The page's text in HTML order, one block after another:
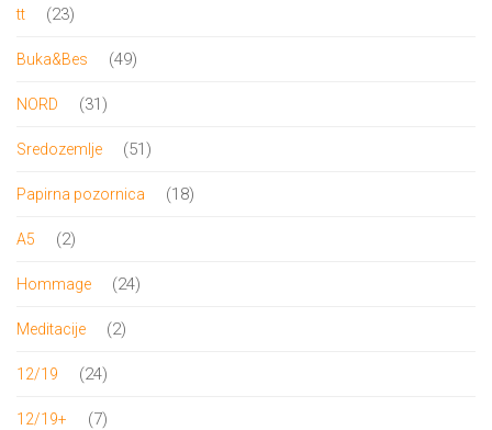
tt 2323
Buka&Bes 4949
NORD 3131
Sredozemlje 5151
Papirna pozornica 1818
A5 22
Hommage 2424
Meditacije 22
12/19 2424
12/19+ 77